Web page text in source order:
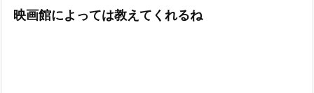
映画館によっては教えてくれるね